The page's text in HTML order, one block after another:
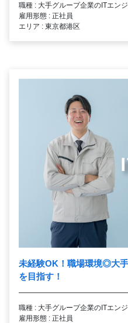
職種 : 大手グループ企業のITエン
雇用形態 : 正社員
エリア : 東京都港区
未経験OK！職場環境◎大
を目指す！
職種 : 大手グループ企業のITエン
雇用形態 : 正社員